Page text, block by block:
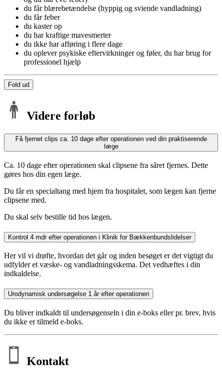
du får blærebetændelse (hyppig og sviende vandladning)
du får feber
du kaster op
du har kraftige mavesmerter
du ikke har afføring i flere dage
du oplever psykiske eftervirkninger og føler, du har brug for
professionel hjælp
Fold ud
Videre forløb
Få fjernet clips ca. 10 dage efter operationen ved din praktiserende
læge
Ca. 10 dage efter operationen skal clipsene fra såret fjernes. Dette
gøres hos din egen læge.
Du får en specialtang med hjem fra hospitalet, som lægen kan fjerne
clipsene med.
Du skal selv bestille tid hos lægen.
Kontrol 4 mdr efter operationen i Klinik for Bækkenbundslidelser
Her vil vi drøfte, hvordan det går og inden besøget er det vigtigt du
udfylder et væske- og vandladningsskema. Det vedhæftes i din
indkaldelse.
Urodynamisk undersøgelse 1 år efter operationen
Du bliver indkaldt til undersøgenseln i din e-boks eller pr. brev, hvis
du ikke er tilmeld e-boks.
Kontakt